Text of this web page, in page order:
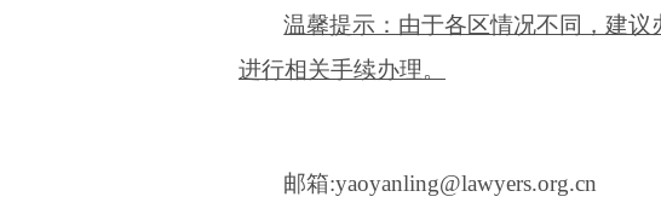
温馨提示：由于各区情况不同，建
进行相关手续办理。
邮箱:yaoyanling@lawyers.org.cn